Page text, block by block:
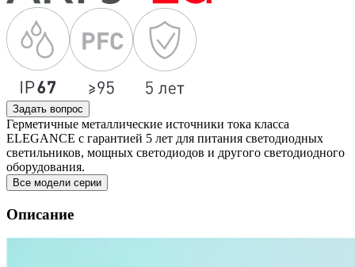
Задать вопрос
Герметичные металлические источники тока класса
ELEGANCE с гарантией 5 лет для питания светодиодных
светильников, мощных светодиодов и другого светодиодного
оборудования.
Все модели серии
Описание